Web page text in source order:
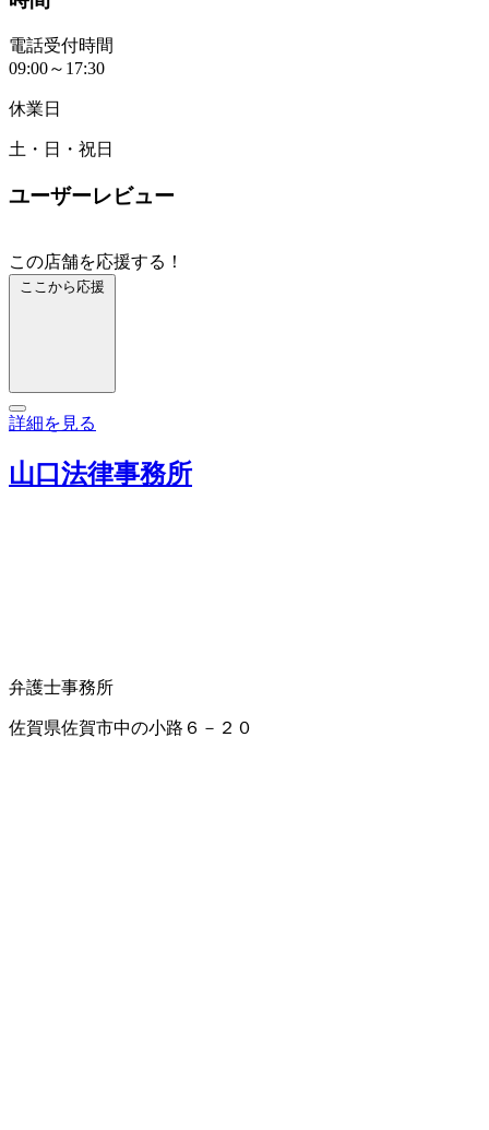
電話受付時間
09:00～17:30
休業日
土・日・祝日
ユーザーレビュー
この店舗を応援する！
ここから応援
詳細を見る
山口法律事務所
弁護士事務所
佐賀県佐賀市中の小路６－２０